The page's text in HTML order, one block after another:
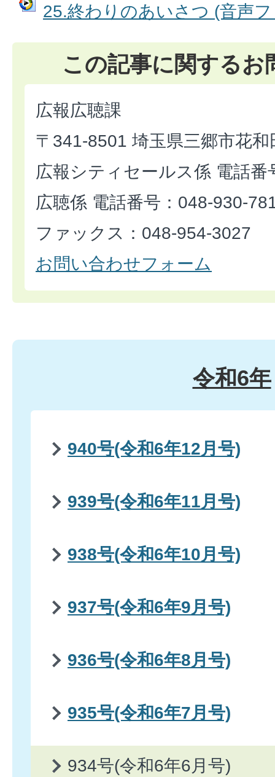
25.終わりのあいさつ (音声
この記事に関するお
広報広聴課
〒341-8501 埼玉県三郷市花
広報シティセールス係 電話
広聴係 電話番号：048-930-
ファックス：048-954-3027
お問い合わせフォーム
令和6年
940号(令和6年12月号)
939号(令和6年11月号)
938号(令和6年10月号)
937号(令和6年9月号)
936号(令和6年8月号)
935号(令和6年7月号)
934号(令和6年6月号)